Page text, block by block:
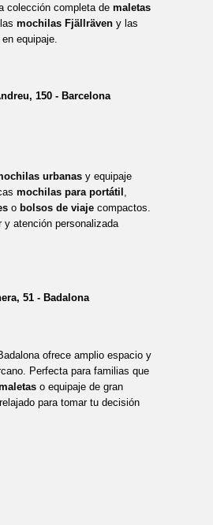
colección completa de maletas
mochilas Fjällräveny las
equipaje.
150 - Barcelona
urbanasy equipaje
mochilas para portátil
o bolsos de viajecompactos.
y atención personalizada
51 - Badalona
ofrece amplio espacio y
Perfecta para familias que
o equipaje de gran
para tomar tu decisión